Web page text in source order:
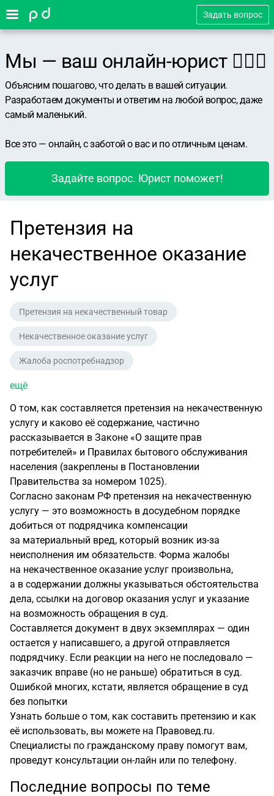
Задать вопрос
Мы — ваш онлайн-юрист 👨🏻‍⚖️
Объясним пошагово, что делать в вашей ситуации.
Разработаем документы и ответим на любой вопрос, даже
самый маленький.
Все это — онлайн, с заботой о вас и по отличным ценам.
Задайте вопрос. Юрист поможет!
Претензия на
некачественное оказание
услуг
Претензия на некачественный товар
Некачественное оказание услуг
Жалоба роспотребнадзор
ещё
О том, как составляется претензия на некачественную
услугу и каково её содержание, частично
рассказывается в Законе «О защите прав
потребителей» и Правилах бытового обслуживания
населения (закреплены в Постановлении
Правительства за номером 1025).
Согласно законам РФ претензия на некачественную
услугу — это возможность в досудебном порядке
добиться от подрядчика компенсации
за материальный вред, который возник из-за
неисполнения им обязательств. Форма жалобы
на некачественное оказание услуг произвольна,
а в содержании должны указываться обстоятельства
дела, ссылки на договор оказания услуг и указание
на возможность обращения в суд.
Составляется документ в двух экземплярах — один
остается у написавшего, а другой отправляется
подрядчику. Если реакции на него не последовало —
заказчик вправе (но не раньше) обратиться в суд.
Ошибкой многих, кстати, является обращение в суд
без попытки
Узнать больше о том, как составить претензию и как
её использовать, вы можете на Правовед.ru.
Специалисты по гражданскому праву помогут вам,
проведут консультации он-лайн или по телефону.
Последние вопросы по теме